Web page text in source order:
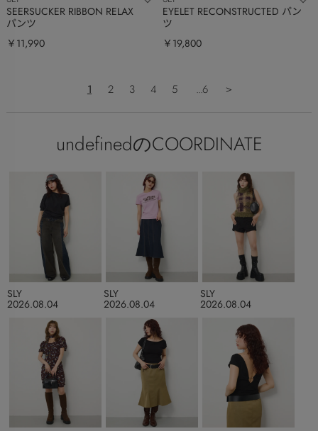
SEERSUCKER RIBBON RELAX
パンツ
￥11,990
EYELET RECONSTRUCTED パン
ツ
￥19,800
1 2 3 4 5 ...6 ＞
undefinedのCOORDINATE
2026.08.04
SLY
2026.08.04
SLY
2026.08.04
SLY